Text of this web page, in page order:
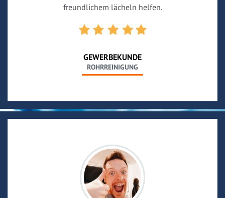
freundlichem lächeln helfen.
GEWERBEKUNDE
ROHRREINIGUNG